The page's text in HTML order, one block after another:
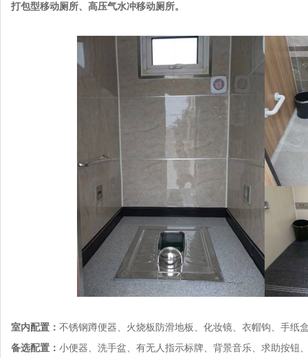
打包型移动厕所、高压气水冲移动厕所。
室内配置： 不锈钢蹲便器、火烧板防滑地板、化妆镜、衣帽钩、手纸
备选配置： 小便器、洗手盆、有无人指示标牌、背景音乐、求助按钮